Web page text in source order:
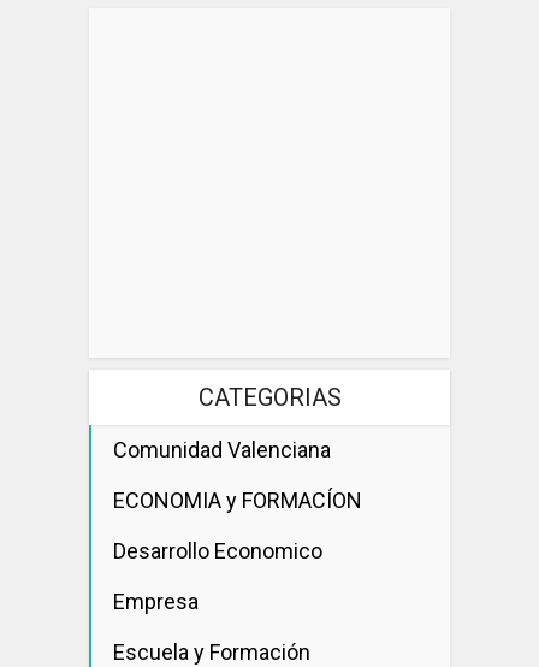
CATEGORIAS
Comunidad Valenciana
ECONOMIA y FORMACÍON
Desarrollo Economico
Empresa
Escuela y Formación